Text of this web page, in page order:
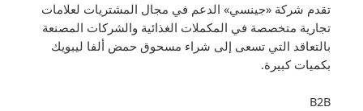
تقدم شركة «جينسي» الدعم في مجال المشتريات لعلامات
تجارية متخصصة في المكملات الغذائية والشركات المصنعة
بالتعاقد التي تسعى إلى شراء مسحوق حمض ألفا ليبويك
بكميات كبيرة.
B2B